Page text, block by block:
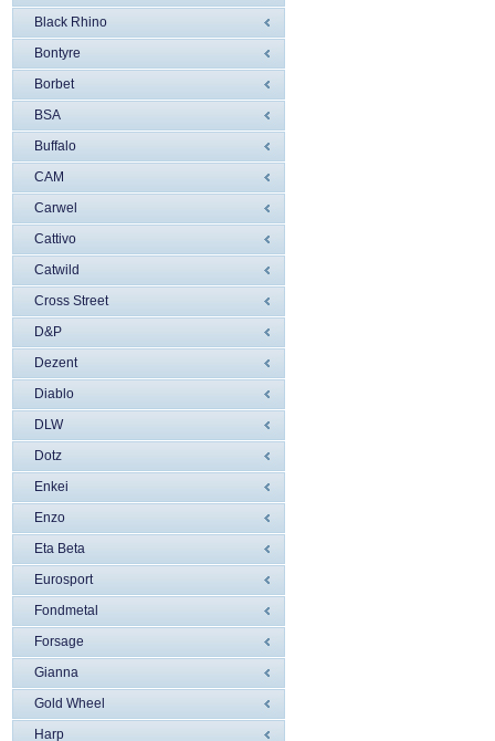
Black Rhino
Bontyre
Borbet
BSA
Buffalo
CAM
Carwel
Cattivo
Catwild
Cross Street
D&P
Dezent
Diablo
DLW
Dotz
Enkei
Enzo
Eta Beta
Eurosport
Fondmetal
Forsage
Gianna
Gold Wheel
Harp